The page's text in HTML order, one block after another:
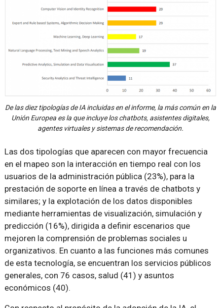
De las diez tipologías de IA incluidas en el informe, la más común en la
Unión Europea es la que incluye los chatbots, asistentes digitales,
agentes virtuales y sistemas de recomendación.
Las dos tipologías que aparecen con mayor frecuencia
en el mapeo son la interacción en tiempo real con los
usuarios de la administración pública (23%), para la
prestación de soporte en línea a través de chatbots y
similares; y la explotación de los datos disponibles
mediante herramientas de visualización, simulación y
predicción (16%), dirigida a definir escenarios que
mejoren la comprensión de problemas sociales u
organizativos. En cuanto a las funciones más comunes
de esta tecnología, se encuentran los servicios públicos
generales, con 76 casos, salud (41) y asuntos
económicos (40).